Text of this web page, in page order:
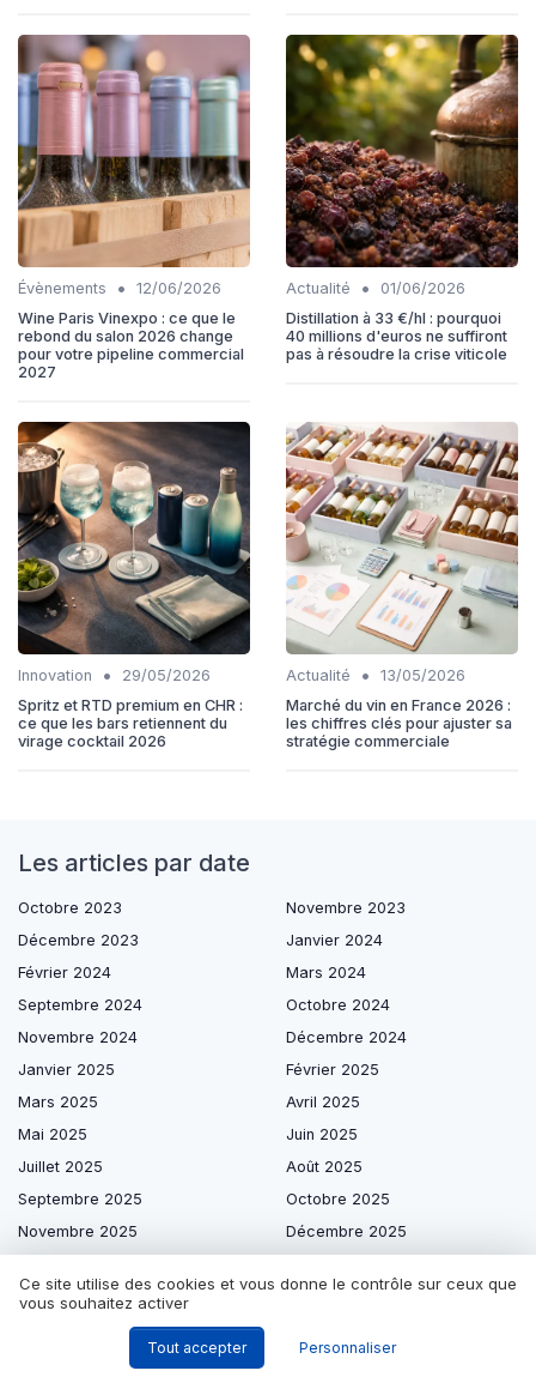
Évènements •
12/06/2026
Wine Paris Vinexpo : ce que le
rebond du salon 2026 change
pour votre pipeline commercial
2027
Actualité •
01/06/2026
Distillation à 33 €/hl : pourquoi
40 millions d'euros ne suffiront
pas à résoudre la crise viticole
Innovation •
29/05/2026
Spritz et RTD premium en CHR :
ce que les bars retiennent du
virage cocktail 2026
Actualité •
13/05/2026
Marché du vin en France 2026 :
les chiffres clés pour ajuster sa
stratégie commerciale
Les articles par date
Octobre 2023
Novembre 2023
Décembre 2023
Janvier 2024
Février 2024
Mars 2024
Septembre 2024
Octobre 2024
Novembre 2024
Décembre 2024
Janvier 2025
Février 2025
Mars 2025
Avril 2025
Mai 2025
Juin 2025
Juillet 2025
Août 2025
Septembre 2025
Octobre 2025
Novembre 2025
Décembre 2025
Mars 2026
Ce site utilise des cookies et vous donne le contrôle sur ceux que
vous souhaitez activer
Tout accepter Personnaliser